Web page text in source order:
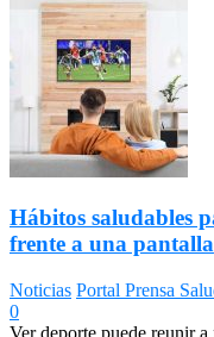
Hábitos saludables
frente a una pantalla
Noticias Portal Prensa
0
Ver deporte puede reunir